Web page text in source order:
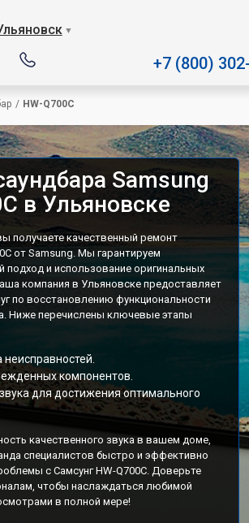
▼
+7 (800)
/ HW-Q700C
Samsung
в Ульяновске
получаете качественный ремонт
от Samsung. Мы гарантируем
подход и использование оригинальных
компания в Ульяновске предоставляет
по восстановлению функциональности
Ниже перечислены ключевые этапы
компонентов.
для достижения оптимального
качественного звука в вашем доме,
специалистов быстро и эффективно
с Самсунг HW-Q700C. Доверьте
чтобы наслаждаться любимой
в полной мере!